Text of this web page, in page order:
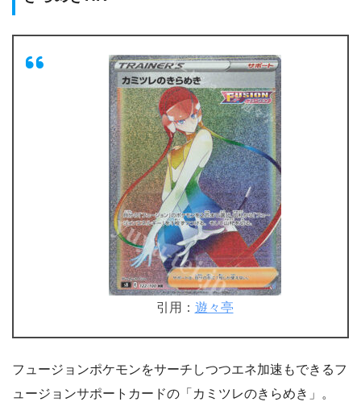
引用： 遊々亭
フュージョンポケモンをサーチしつつエネ加速もできるフ
ュージョンサポートカードの「カミツレのきらめき」。